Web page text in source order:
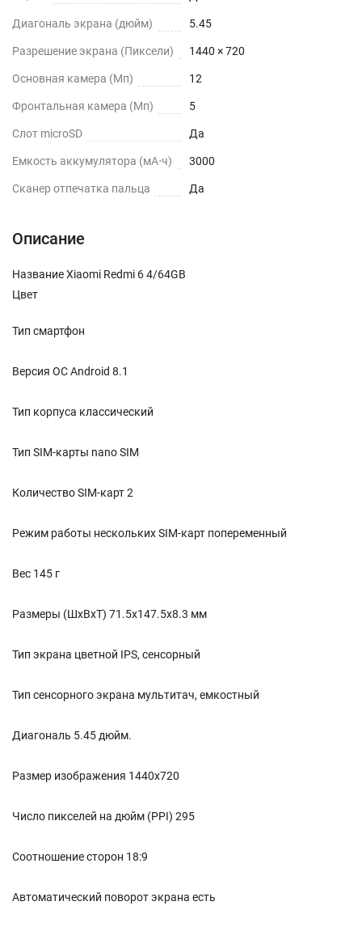
Диагональ экрана (дюйм) 5.45
Разрешение экрана (Пиксели) 1440 × 720
Основная камера (Мп) 12
Фронтальная камера (Мп) 5
Слот microSD Да
Емкость аккумулятора (мА⋅ч) 3000
Сканер отпечатка пальца Да
Описание
Название Xiaomi Redmi 6 4/64GB
Цвет
Тип смартфон
Версия ОС Android 8.1
Тип корпуса классический
Тип SIM-карты nano SIM
Количество SIM-карт 2
Режим работы нескольких SIM-карт попеременный
Вес 145 г
Размеры (ШxВxТ) 71.5x147.5x8.3 мм
Тип экрана цветной IPS, сенсорный
Тип сенсорного экрана мультитач, емкостный
Диагональ 5.45 дюйм.
Размер изображения 1440x720
Число пикселей на дюйм (PPI) 295
Соотношение сторон 18:9
Автоматический поворот экрана есть